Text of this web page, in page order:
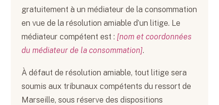
gratuitement à un médiateur de la consommation
en vue de la résolution amiable d’un litige. Le
médiateur compétent est : [nom et coordonnées
du médiateur de la consommation].
À défaut de résolution amiable, tout litige sera
soumis aux tribunaux compétents du ressort de
Marseille, sous réserve des dispositions